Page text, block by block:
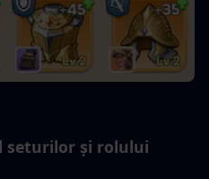
seturilor și rolului